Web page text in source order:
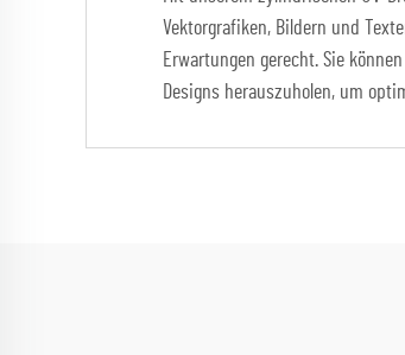
Vektorgrafiken, Bildern und
Erwartungen gerecht. Sie
Designs herauszuholen, um